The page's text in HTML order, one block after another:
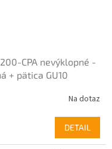
CPA nevýklopné -
+ pätica GU10
Na dotaz
DETAIL